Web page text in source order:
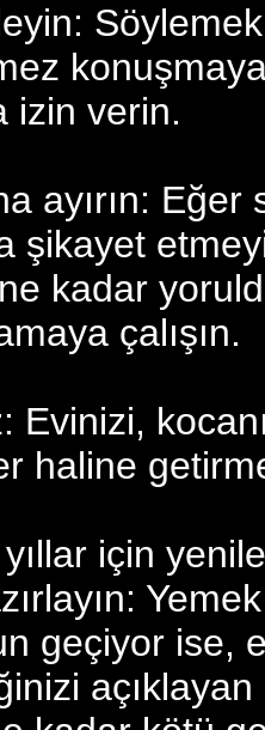
izin verin.
ayırın:
şikayet
kadar
çalışın.
Evinizi,
haline
için
geçiyor ise,